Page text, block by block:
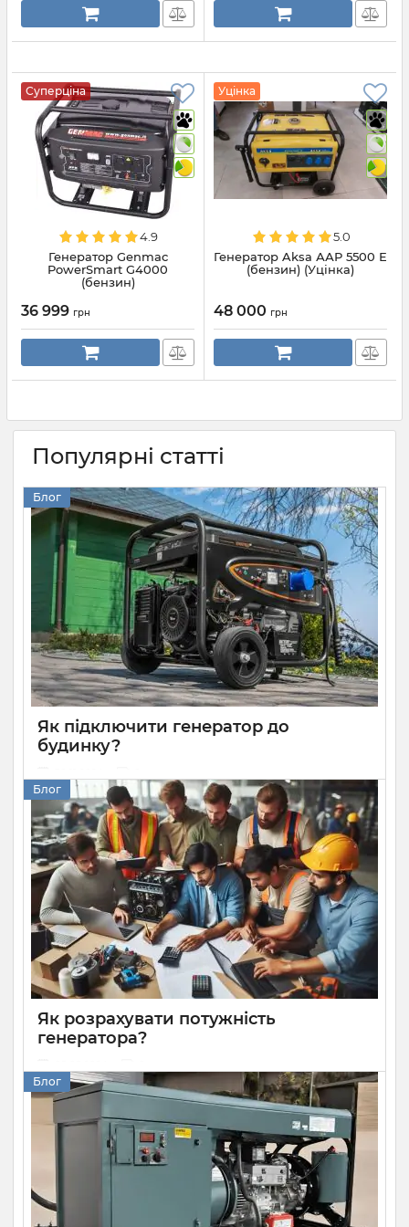
Суперціна
4.9
Генератор Genmac
PowerSmart G4000
(бензин)
36 999 грн
Уцінка
5.0
Генератор Aksa ААР 5500 Е
(бензин) (Уцінка)
48 000 грн
Популярні статті
Блог
Як підключити генератор до
будинку?
Кращий спосіб захисту приватного будинку від тривалих
блекаутів — встановити генератор. Він має більшу
потужність за акумуляторні батареї та здатен довше
працювати без перебоїв при високому навантаженні. Але
вам необхідно знати, як правильно його встановити та
під’єднати до споживачів. Розбираємося, як підключити
генератор до будинку.
Блог
Як розрахувати потужність
генератора?
Розрахунок потужності генератора — дуже важлива й
доволі складна задача. Надто потужна модель буде
дорогою як при купівлі, так і в експлуатації, а надто
слабка не зможе забезпечити стабільну роботу техніки.
Розповідаємо, як правильно вибирати генератор за
потужністю, щоб використовувати все необхідне
обладнання та не переплачувати.
Блог